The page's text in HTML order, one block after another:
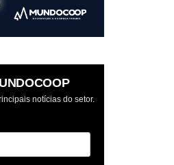
notícias do setor.